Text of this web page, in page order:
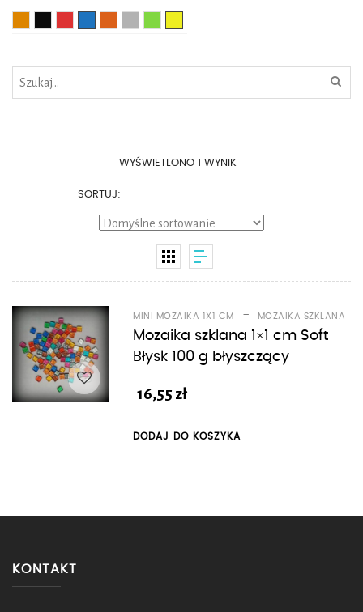
WYŚWIETLONO 1 WYNIK
SORTUJ:
MINI MOZAIKA 1X1 CM - MOZAIKA SZKLANA
Mozaika szklana 1×1 cm Soft
Błysk 100 g błyszczący
16,55zł
DODAJ DO KOSZYKA
KONTAKT